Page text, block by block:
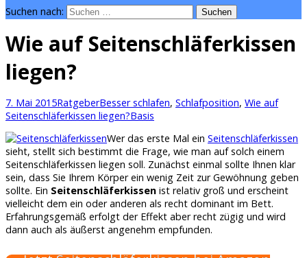
Suchen nach:
Wie auf Seitenschläferkissen
liegen?
7. Mai 2015RatgeberBesser schlafen, Schlafposition, Wie auf
Seitenschläferkissen liegen?Basis
Wer das erste Mal ein Seitenschläferkissen
sieht, stellt sich bestimmt die Frage, wie man auf solch einem
Seitenschläferkissen liegen soll. Zunächst einmal sollte Ihnen klar
sein, dass Sie Ihrem Körper ein wenig Zeit zur Gewöhnung geben
sollte. Ein Seitenschläferkissen ist relativ groß und erscheint
vielleicht dem ein oder anderen als recht dominant im Bett.
Erfahrungsgemäß erfolgt der Effekt aber recht zügig und wird
dann auch als äußerst angenehm empfunden.